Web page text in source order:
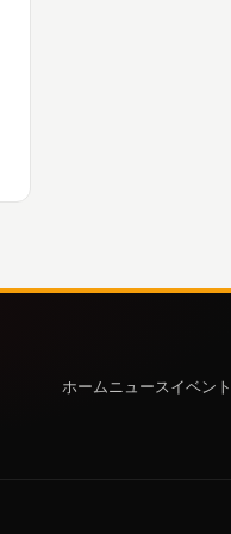
ホームニュースイベント